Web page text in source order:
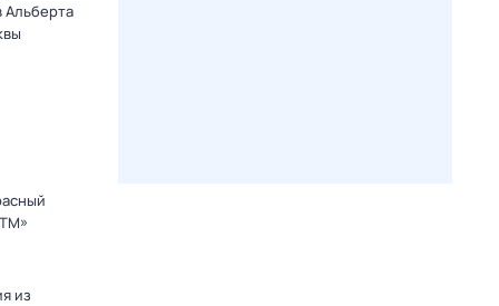
Альберта
из